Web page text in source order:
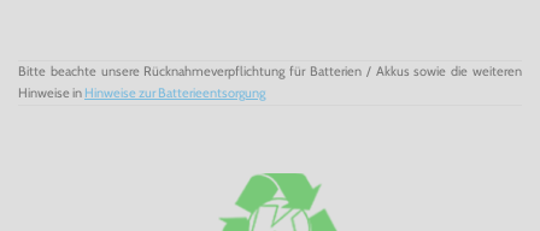
Bitte beachte unsere Rücknahmeverpflichtung für Batterien / Akkus sowie die weiteren
Hinweise in Hinweise zur Batterieentsorgung